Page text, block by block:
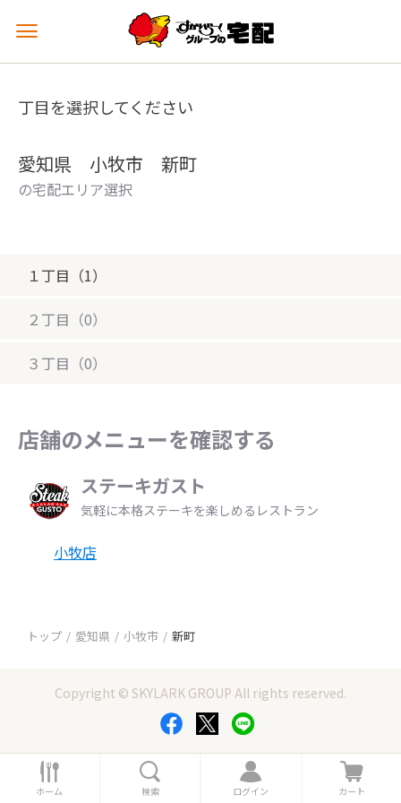
メ
ュ
を
丁目を選択してください
愛知県 小牧市 新町
の宅配エリア選択
１丁目（1）
２丁目（0）
３丁目（0）
店舗のメニューを確認する
ステーキガスト
気軽に本格ステーキを楽しめるレストラン
小牧店
トップ 愛知県 小牧市 新町
Copyright © SKYLARK GROUP All rights reserved.
ホ
ー
ホーム 索
検索
ロ
グ
ログイン
カ
ー
カート